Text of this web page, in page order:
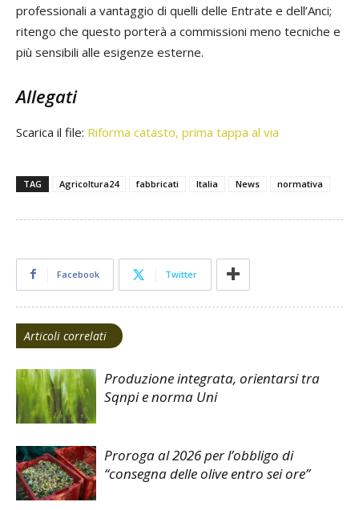
professionali a vantaggio di quelli delle Entrate e dell’Anci;
ritengo che questo porterà a commissioni meno tecniche e
più sensibili alle esigenze esterne.
Allegati
Scarica il file: Riforma catasto, prima tappa al via
TAG Agricoltura24 fabbricati Italia News normativa
Facebook Twitter
Articoli correlati
Produzione integrata, orientarsi tra
Sqnpi e norma Uni
Proroga al 2026 per l’obbligo di
“consegna delle olive entro sei ore”